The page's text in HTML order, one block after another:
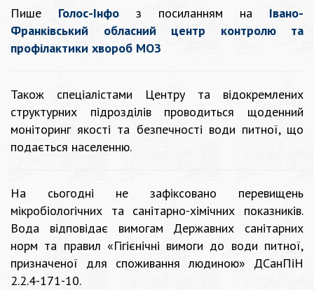
Пише Голос-Інфо з посиланням на Івано-
Франківський обласний центр контролю та
профілактики хвороб МОЗ
Також спеціалістами Центру та відокремлених
структурних підрозділів проводиться щоденний
моніторинг якості та безпечності води питної, що
подається населенню.
На сьогодні не зафіксовано перевищень
мікробіологічних та санітарно-хімічних показників.
Вода відповідає вимогам Державних санітарних
норм та правил «Гігієнічні вимоги до води питної,
призначеної для споживання людиною» ДСанПіН
2.2.4-171-10.